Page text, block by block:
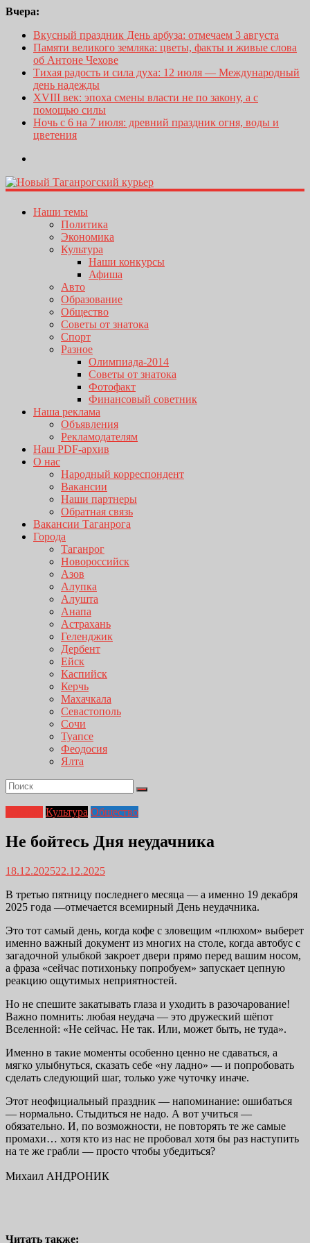
Вчера:
Вкусный праздник День арбуза: отмечаем 3 августа
Памяти великого земляка: цветы, факты и живые слова
об Антоне Чехове
Тихая радость и сила духа: 12 июля — Международный
день надежды
XVIII век: эпоха смены власти не по закону, а с
помощью силы
Ночь с 6 на 7 июля: древний праздник огня, воды и
цветения
Наши темы
Политика
Экономика
Культура
Наши конкурсы
Афиша
Авто
Образование
Общество
Советы от знатока
Спорт
Разное
Олимпиада-2014
Советы от знатока
Фотофакт
Финансовый советник
Наша реклама
Объявления
Рекламодателям
Наш PDF-архив
О нас
Народный корреспондент
Вакансии
Наши партнеры
Обратная связь
Вакансии Таганрога
Города
Таганрог
Новороссийск
Азов
Алупка
Алушта
Анапа
Астрахань
Геленджик
Дербент
Ейск
Каспийск
Керчь
Махачкала
Севастополь
Сочи
Туапсе
Феодосия
Ялта
Культура Общество
Не бойтесь Дня неудачника
18.12.202522.12.2025
В третью пятницу последнего месяца — а именно 19 декабря
2025 года —отмечается всемирный День неудачника.
Это тот самый день, когда кофе с зловещим «плюхом» выберет
именно важный документ из многих на столе, когда автобус с
загадочной улыбкой закроет двери прямо перед вашим носом,
а фраза «сейчас потихоньку попробуем» запускает цепную
реакцию ощутимых неприятностей.
Но не спешите закатывать глаза и уходить в разочарование!
Важно помнить: любая неудача — это дружеский шёпот
Вселенной: «Не сейчас. Не так. Или, может быть, не туда».
Именно в такие моменты особенно ценно не сдаваться, а
мягко улыбнуться, сказать себе «ну ладно» — и попробовать
сделать следующий шаг, только уже чуточку иначе.
Этот неофициальный праздник — напоминание: ошибаться
— нормально. Стыдиться не надо. А вот учиться —
обязательно. И, по возможности, не повторять те же самые
промахи… хотя кто из нас не пробовал хотя бы раз наступить
на те же грабли — просто чтобы убедиться?
Михаил АНДРОНИК
Читать также: